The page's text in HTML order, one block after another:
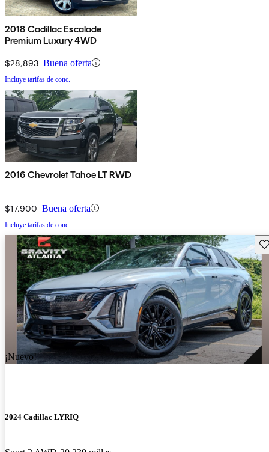
2018 Cadillac Escalade
Premium Luxury 4WD
$28,893 Buena oferta
Incluye tarifas de conc.
2016 Chevrolet Tahoe LT RWD
$17,900 Buena oferta
Incluye tarifas de conc.
¡Nuevo!
2024 Cadillac LYRIQ